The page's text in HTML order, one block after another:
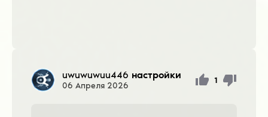
uwuwuwuu446 настройки
06 Апреля 2026
1